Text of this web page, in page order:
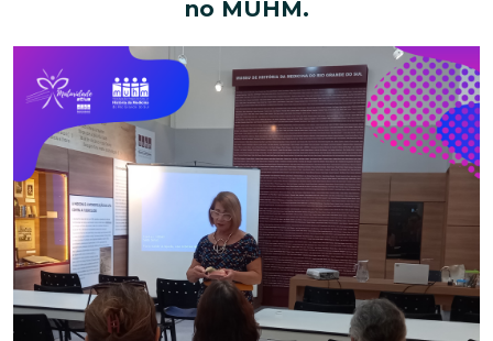
no MUHM.